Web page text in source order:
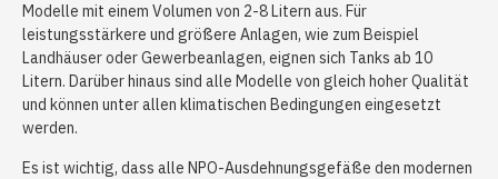
Modelle mit einem Volumen von 2-8 Litern aus. Für
leistungsstärkere und größere Anlagen, wie zum Beispiel
Landhäuser oder Gewerbeanlagen, eignen sich Tanks ab 10
Litern. Darüber hinaus sind alle Modelle von gleich hoher Qualität
und können unter allen klimatischen Bedingungen eingesetzt
werden.
Es ist wichtig, dass alle NPO-Ausdehnungsgefäße den modernen